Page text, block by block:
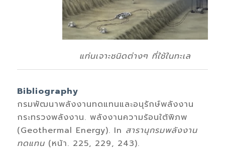
แท่นเจาะชนิดต่างๆ ที่ใช้ในทะเล
Bibliography
กรมพัฒนาพลังงานทดแทนและอนุรักษ์พลังงาน
กระทรวงพลังงาน. พลังงานความร้อนใต้พิภพ
(Geothermal Energy). In สารานุกรมพลังงาน
ทดแทน(หน้า. 225, 229, 243).